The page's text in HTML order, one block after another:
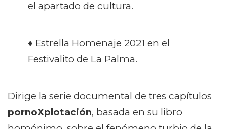
el apartado de cultura.
♦ Estrella Homenaje 2021 en el
Festivalito de La Palma.
Dirige la serie documental de tres capítulos
pornoXplotación, basada en su libro